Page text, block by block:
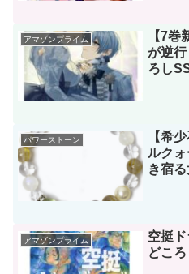
アマゾンプライム
【7
が逆
ろし
パワーストーン
【希
ルク
き宿
アマゾンプライム
空挺
どこ